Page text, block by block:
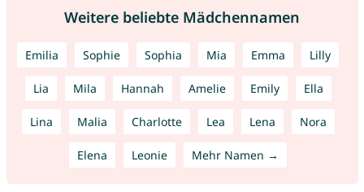
Weitere beliebte Mädchennamen
Emilia Sophie Sophia Mia Emma Lilly
Lia Mila Hannah Amelie Emily Ella
Lina Malia Charlotte Lea Lena Nora
Elena Leonie Mehr Namen →